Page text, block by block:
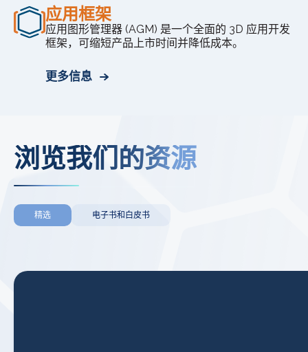
应用框架
应用图形管理器 (AGM) 是一个全面的 3D 应用开发
框架，可缩短产品上市时间并降低成本。
更多信息
浏览我们的资源
精选 电子书和白皮书